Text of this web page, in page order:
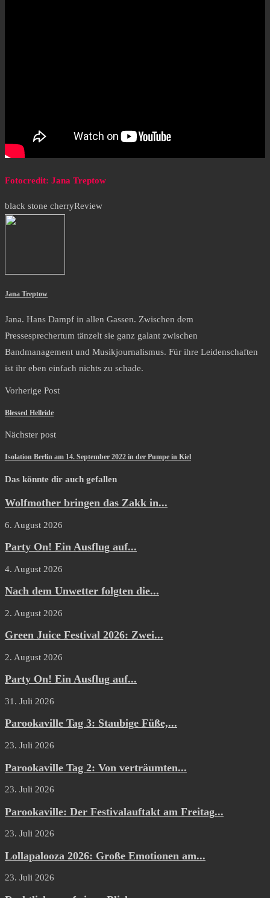
Fotocredit: Jana Treptow
black stone cherryReview
Jana Treptow
Jana. Hans Dampf in allen Gassen. Zwischen dem
Pressesprechertum tänzelt sie ganz galant zwischen
Bandmanagement und Musikjournalismus. Für ihre Leidenschaften
ist ihr eben einfach nichts zu schade.
Vorherige Post
Blessed Hellride
Nächster post
Isolation Berlin am 14. September 2022 in der Pumpe in Kiel
Das könnte dir auch gefallen
Wolfmother bringen das Zakk in...
6. August 2026
Party On! Ein Ausflug auf...
4. August 2026
Nach dem Unwetter folgten die...
2. August 2026
Green Juice Festival 2026: Zwei...
2. August 2026
Party On! Ein Ausflug auf...
31. Juli 2026
Parookaville Tag 3: Staubige Füße,...
23. Juli 2026
Parookaville Tag 2: Von verträumten...
23. Juli 2026
Parookaville: Der Festivalauftakt am Freitag...
23. Juli 2026
Lollapalooza 2026: Große Emotionen am...
23. Juli 2026